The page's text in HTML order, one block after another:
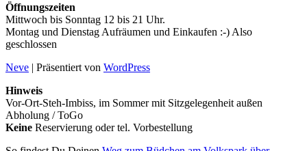
Öffnungszeiten
Mittwoch bis Sonntag 12 bis 21 Uhr.
Montag und Dienstag Aufräumen und Einkaufen :-) Also
geschlossen
Neve | Präsentiert von WordPress
Hinweis
Vor-Ort-Steh-Imbiss, im Sommer mit Sitzgelegenheit außen
Abholung / ToGo
Keine Reservierung oder tel. Vorbestellung